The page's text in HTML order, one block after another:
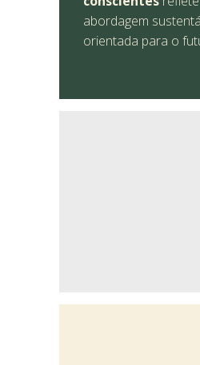
abordagem
orientada para o